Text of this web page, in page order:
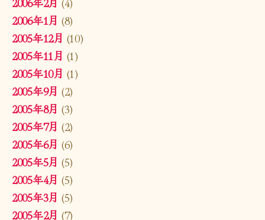
2006年1月 (8)
2005年12月 (10)
2005年11月 (1)
2005年10月 (1)
2005年9月 (2)
2005年8月 (3)
2005年7月 (2)
2005年6月 (6)
2005年5月 (5)
2005年4月 (5)
2005年3月 (5)
2005年2月 (7)